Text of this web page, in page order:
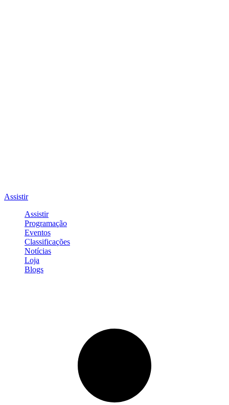
Assistir
Assistir
Programação
Eventos
Classificações
Notícias
Loja
Blogs